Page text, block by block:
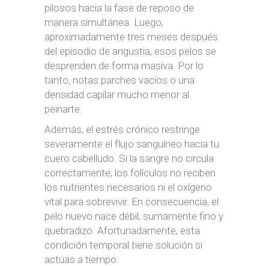
pilosos hacia la fase de reposo de
manera simultánea. Luego,
aproximadamente tres meses después
del episodio de angustia, esos pelos se
desprenden de forma masiva. Por lo
tanto, notas parches vacíos o una
densidad capilar mucho menor al
peinarte.
Además, el estrés crónico restringe
severamente el flujo sanguíneo hacia tu
cuero cabelludo. Si la sangre no circula
correctamente, los folículos no reciben
los nutrientes necesarios ni el oxígeno
vital para sobrevivir. En consecuencia, el
pelo nuevo nace débil, sumamente fino y
quebradizo. Afortunadamente, esta
condición temporal tiene solución si
actúas a tiempo.